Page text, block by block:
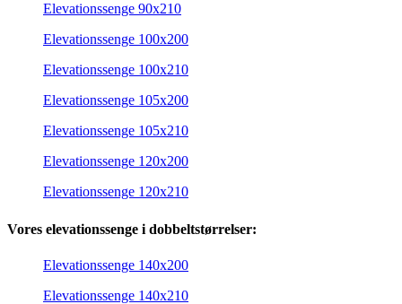
Elevationssenge 90x210
Elevationssenge 100x200
Elevationssenge 100x210
Elevationssenge 105x200
Elevationssenge 105x210
Elevationssenge 120x200
Elevationssenge 120x210
Vores elevationssenge i dobbeltstørrelser:
Elevationssenge 140x200
Elevationssenge 140x210